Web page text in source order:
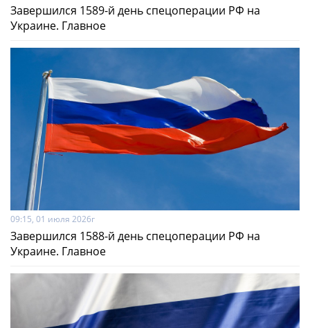
Завершился 1589-й день спецоперации РФ на
Украине. Главное
09:15, 01 июля 2026г
Завершился 1588-й день спецоперации РФ на
Украине. Главное